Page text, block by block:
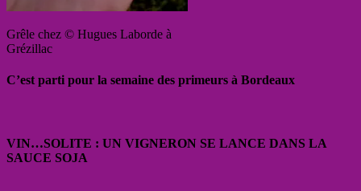
Grêle chez © Hugues Laborde à
Grézillac
C’est parti pour la semaine des primeurs à Bordeaux
VIN…SOLITE : UN VIGNERON SE LANCE DANS LA
SAUCE SOJA